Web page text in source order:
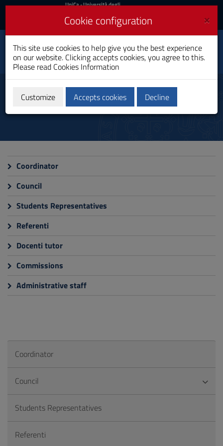
Skip
Content
to
Go
Footer
UniCa
Login
UniCa- Università degli
Login UniCA News
Toggle
navigation
Logopedia
Bachelor's Degree
Organization
Coordinator
Council
Students Representatives
Referenti
Docenti tutor
Commissions
Administrative staff
Coordinator
Council
Students Representatives
Referenti
×
Cookie configuration
This site use cookies to help give you the best experience
on our website. Clicking accepts cookies, you agree to this.
Please read Cookies Information
Customize Accepts cookies Decline